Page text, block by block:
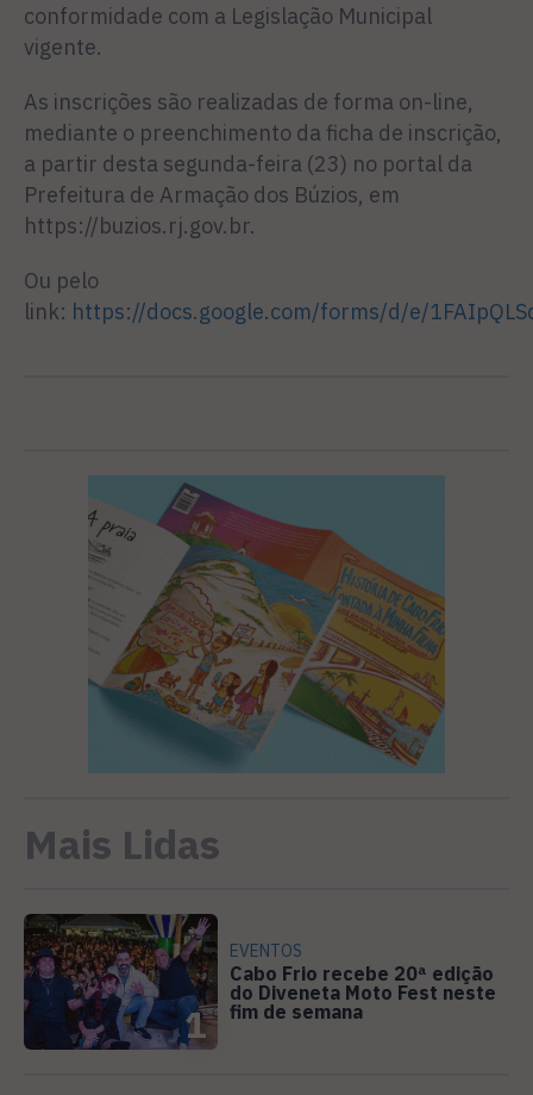
conformidade com a Legislação Municipal
vigente.
As inscrições são realizadas de forma on-line,
mediante o preenchimento da ficha de inscrição,
a partir desta segunda-feira (23) no portal da
Prefeitura de Armação dos Búzios, em
https://buzios.rj.gov.br.
Ou pelo
link: https://docs.google.com/forms/d/e/
Mais Lidas
1
EVENTOS
Cabo Frio recebe 20ª edição
do Diveneta Moto Fest neste
fim de semana